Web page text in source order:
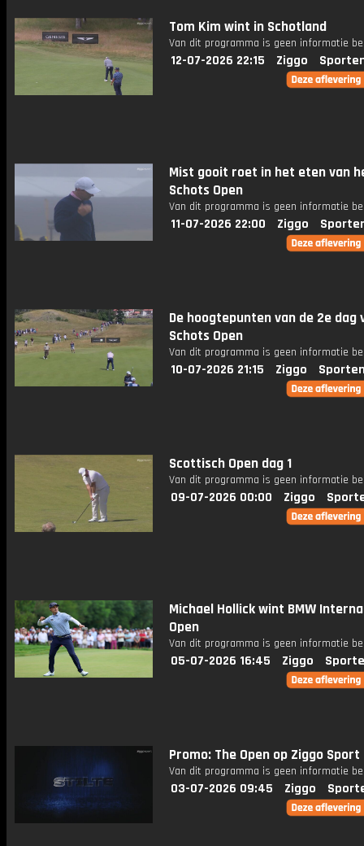
Tom Kim wint in Schotland
Van dit programma is geen informatie
12-07-2026 22:15 Ziggo
Mist gooit roet in het eten van
Schots Open
Van dit programma is geen informatie
11-07-2026 22:00 Ziggo
De hoogtepunten van de 2e dag
Schots Open
Van dit programma is geen informatie
10-07-2026 21:15 Ziggo
Scottisch Open dag 1
Van dit programma is geen informatie
09-07-2026 00:00 Ziggo
Michael Hollick wint BMW
Open
Van dit programma is geen informatie
05-07-2026 16:45 Ziggo
Promo: The Open op Ziggo Sport
Van dit programma is geen informatie
03-07-2026 09:45 Ziggo